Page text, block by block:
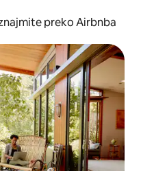
preko Airbnba